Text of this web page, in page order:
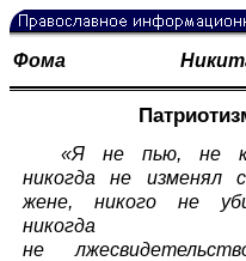
Фома
«Я не пью, не
никогда не изменял
жене, никого не
никогда
не